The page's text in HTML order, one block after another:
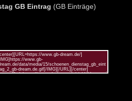
GB Eintrag (GB Einträge)